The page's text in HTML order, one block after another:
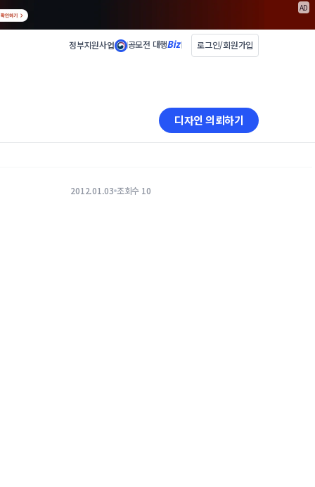
AD
정부지원사업 공모전 대행 로그인/회원가입
디자인 의뢰하기
2012.01.03 조회수 10